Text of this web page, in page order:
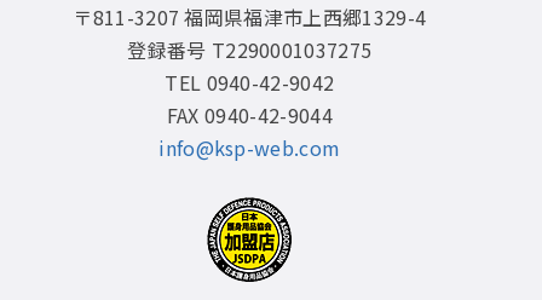
〒811-3207 福岡県福津市上西郷1329-4
登録番号 T2290001037275
TEL 0940-42-9042
FAX 0940-42-9044
info@ksp-web.com